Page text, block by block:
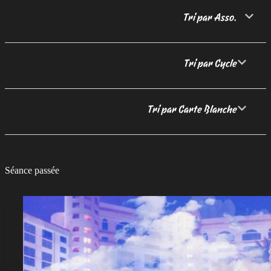
Tri par Asso.
Tri par Cycle
Tri par Carte Blanche
Séance passée